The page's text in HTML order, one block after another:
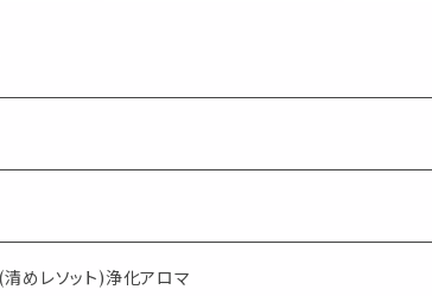
度-4℃ !? スースーシリーズ
めレソット)浄化アロマ